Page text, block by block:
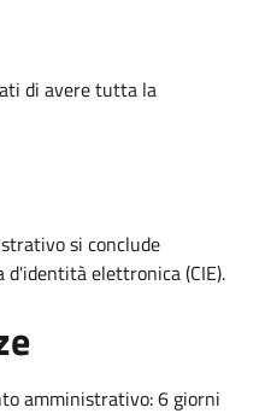
di avere tutta la
si conclude
elettronica (CIE).
amministrativo: 6 giorni